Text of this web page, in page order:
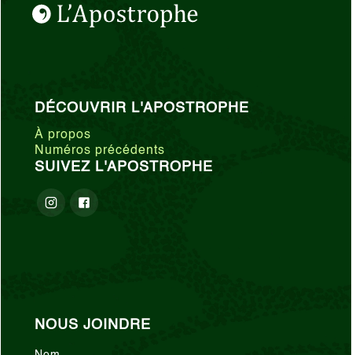
DÉCOUVRIR L'APOSTROPHE
À propos
Numéros précédents
SUIVEZ L'APOSTROPHE
NOUS JOINDRE